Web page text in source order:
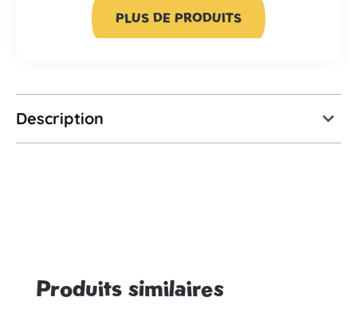
PLUS DE PRODUITS
Description
Ignorer la galerie de produits
Produits similaires